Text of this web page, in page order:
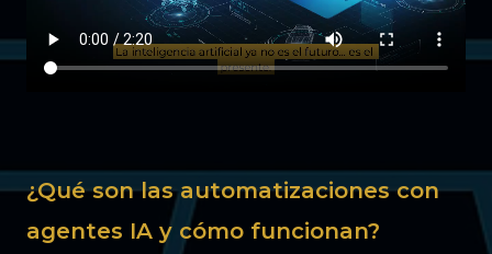
¿Qué son las automatizaciones con
agentes IA y cómo funcionan?